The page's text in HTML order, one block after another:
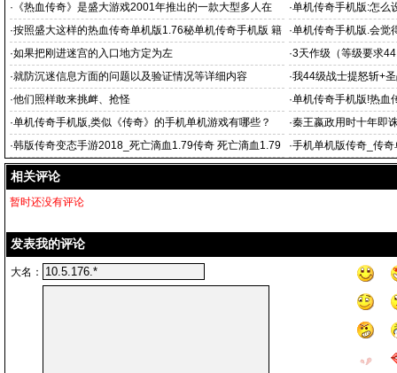
· 《热血传奇》是盛大游戏2001年推出的一款大型多人在 ·单机传奇手机版:怎么
·按照盛大这样的热血传奇单机版1.76秘单机传奇手机版 籍
热血
·单机传奇手机版.会觉
传奇单机版
·如果把刚进迷宫的入口地方定为左 ·3天作级（等级要求
·就防沉迷信息方面的问题以及验证情况等详细内容 ·我44级战士提怒斩+
·他们照样敢来挑衅、抢怪 ·单机传奇手机版!热血
热
·单机传奇手机版,类似《传奇》的手机单机游戏有哪些？ ·秦王嬴政用时十年即
·韩版传奇变态手游2018_死亡滴血1.79传奇 死亡滴血1.79
传奇 手机传奇哪个
·手机单机版传奇_传
相关评论
暂时还没有评论
发表我的评论
大名：